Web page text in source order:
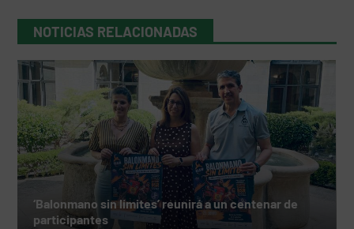
NOTICIAS RELACIONADAS
‘Balonmano sin límites’ reunirá a un centenar de
participantes